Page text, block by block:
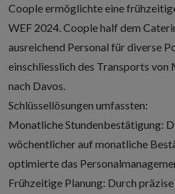
Coople ermöglichte eine
WEF 2024. Coople half dem
ausreichend Personal für diverse
einschliesslich des Transports
nach Davos.
Schlüssellösungen umfassten:
Monatliche Stundenbestätigung:
wöchentlicher auf monatliche
optimierte das
Frühzeitige Planung: Durch